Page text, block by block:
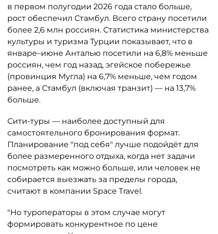
в первом полугодии 2026 года стало больше,
рост обеспечил Стамбул. Всего страну посетили
более 2,6 млн россиян. Статистика министерства
культуры и туризма Турции показывает, что в
январе–июне Анталью посетили на 6,8% меньше
россиян, чем год назад, эгейское побережье
(провинция Мугла) на 6,7% меньше, чем годом
ранее, а Стамбул (включая транзит) — на 13,7%
больше.
Сити-туры — наиболее доступный для
самостоятельного бронирования формат.
Планирование "под себя" лучше подойдёт для
более размеренного отдыха, когда нет задачи
посмотреть как можно больше, или человек не
собирается выезжать за пределы города,
считают в компании Space Travel.
"Но туроператоры в этом случае могут
формировать конкурентное по цене